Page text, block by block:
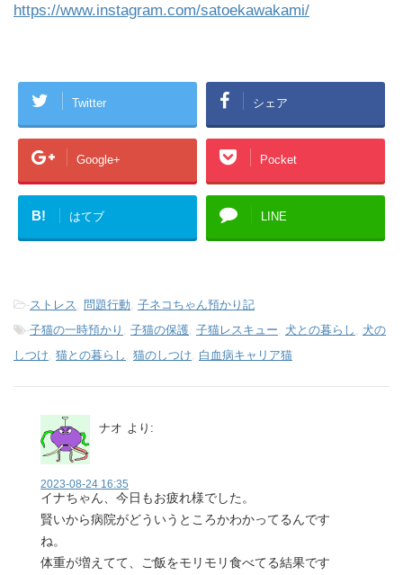
https://www.instagram.com/satoekawakami/
Twitter シェア
Google+ Pocket
B! はてブ LINE
-ストレス 問題行動 子ネコちゃん預かり記
-子猫の一時預かり 子猫の保護 子猫レスキュー 犬との暮らし
犬の
しつけ 猫との暮らし 猫のしつけ 白血病キャリア猫
ナオ より:
2023-08-24 16:35
イナちゃん、今日もお疲れ様でした。
賢いから病院がどういうところかわかってるんです
ね。
体重が増えてて、ご飯をモリモリ食べてる結果です